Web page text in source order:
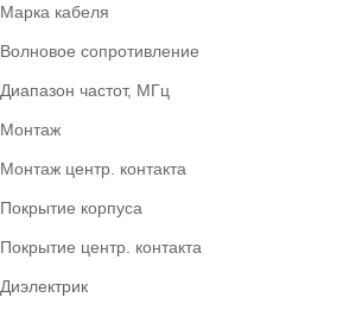
Марка кабеля
Волновое сопротивление
Диапазон частот, МГц
Монтаж
Монтаж центр. контакта
Покрытие корпуса
Покрытие центр. контакта
Диэлектрик